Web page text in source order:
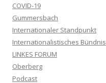
COVID-19
Gummersbach
Internationaler Standpunkt
Internationalistisches Bündnis
LINKES FORUM
Oberberg
Podcast